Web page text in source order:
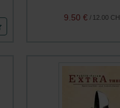
12.00
/
9.50 €